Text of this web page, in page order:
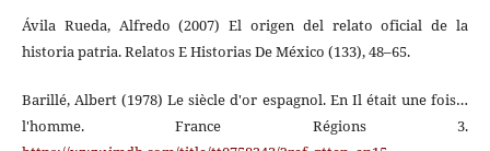
Ávila Rueda, Alfredo (2007) El origen del relato oficial de la
historia patria. Relatos E Historias De México (133), 48–65.
Barillé, Albert (1978) Le siècle d'or espagnol. En Il était une fois…
l'homme. France Régions 3.